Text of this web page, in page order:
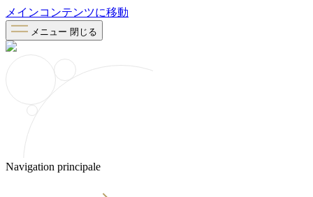
メインコンテンツに移動
メニュー 閉じる
Navigation principale